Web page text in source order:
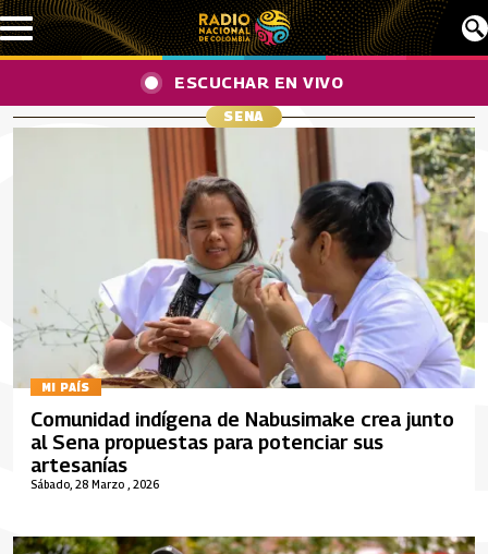
Pasar al contenido principal
ESCUCHAR EN VIVO
SENA
MI PAÍS
Sábado, 28 Marzo , 2026
Comunidad indígena de Nabusimake crea junto
al Sena propuestas para potenciar sus
artesanías